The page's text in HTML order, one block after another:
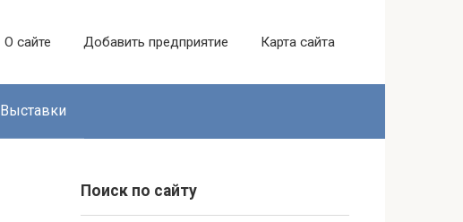
О сайте Добавить предприятие Карта сайта
Выставки
Поиск по сайту